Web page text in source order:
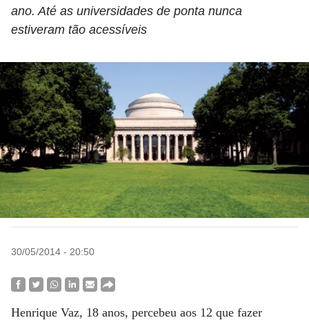
ano. Até as universidades de ponta nunca
estiveram tão acessíveis
30/05/2014 - 20:50
Henrique Vaz, 18 anos, percebeu aos 12 que fazer